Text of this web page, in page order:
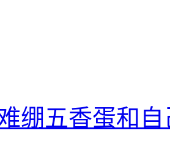
绷五香蛋和